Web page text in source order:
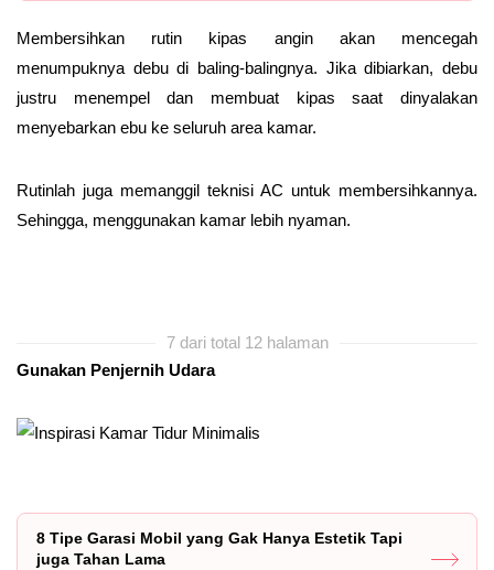
Membersihkan rutin kipas angin akan mencegah
menumpuknya debu di baling-balingnya. Jika dibiarkan, debu
justru menempel dan membuat kipas saat dinyalakan
menyebarkan ebu ke seluruh area kamar.
Rutinlah juga memanggil teknisi AC untuk membersihkannya.
Sehingga, menggunakan kamar lebih nyaman.
7 dari total 12 halaman
Gunakan Penjernih Udara
8 Tipe Garasi Mobil yang Gak Hanya Estetik Tapi
juga Tahan Lama